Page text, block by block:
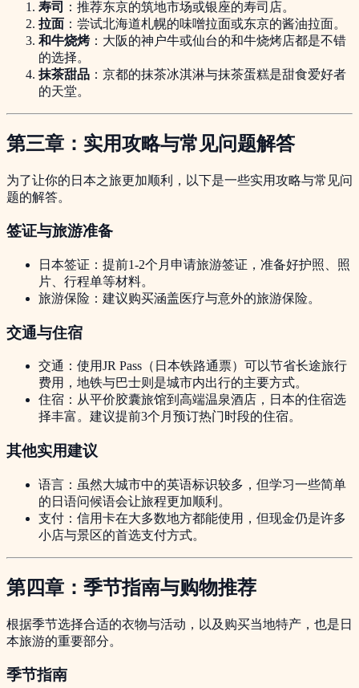
寿司
：推荐东京的筑地市场或银座的寿司店。
拉面 ：尝试北海道札幌的味噌拉面或东京的酱油拉面。
和牛烧烤：大阪的神户牛或仙台的和牛烧烤店都是不错
的选择。
抹茶甜品 ：京都的抹茶冰淇淋与抹茶蛋糕是甜食爱好者
的天堂。
第三章：实用攻略与常见问题解答
为了让你的日本之旅更加顺利，以下是一些实用攻略与常见问
题的解答。
签证与旅游准备
日本签证：提前1-2个月申请旅游签证，准备好护照、照
片、行程单等材料。
旅游保险：建议购买涵盖医疗与意外的旅游保险。
交通与住宿
交通：使用JR Pass（日本铁路通票）可以节省长途旅行
费用，地铁与巴士则是城市内出行的主要方式。
住宿：从平价胶囊旅馆到高端温泉酒店，日本的住宿选
择丰富。建议提前3个月预订热门时段的住宿。
其他实用建议
语言：虽然大城市中的英语标识较多，但学习一些简单
的日语问候语会让旅程更加顺利。
支付：信用卡在大多数地方都能使用，但现金仍是许多
小店与景区的首选支付方式。
第四章：季节指南与购物推荐
根据季节选择合适的衣物与活动，以及购买当地特产，也是日
本旅游的重要部分。
季节指南